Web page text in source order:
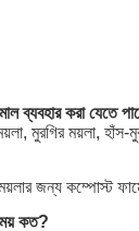
ব্যবহার করা যেতে
মুরগির ময়লা,
জন্য কম্পোস্ট
কত?